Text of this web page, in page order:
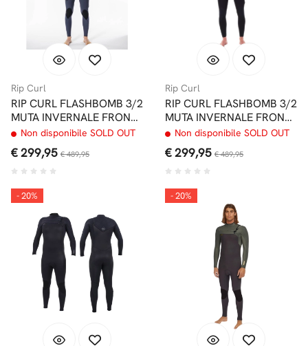
Rip Curl
RIP CURL FLASHBOMB 3/2
MUTA INVERNALE FRONT
ZIP SLATE
Non disponibile SOLD OUT
€ 299,95 € 489,95
Rip Curl
RIP CURL FLASHBOMB 3/2
MUTA INVERNALE FRONT
ZIP BLACK
Non disponibile SOLD OUT
€ 299,95 € 489,95
- 20% - 20%